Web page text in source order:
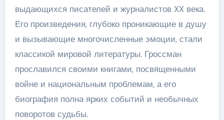
выдающихся писателей и журналистов XX века.
Его произведения, глубоко проникающие в душу
и вызывающие многочисленные эмоции, стали
классикой мировой литературы. Гроссман
прославился своими книгами, посвященными
войне и национальным проблемам, а его
биография полна ярких событий и необычных
поворотов судьбы.